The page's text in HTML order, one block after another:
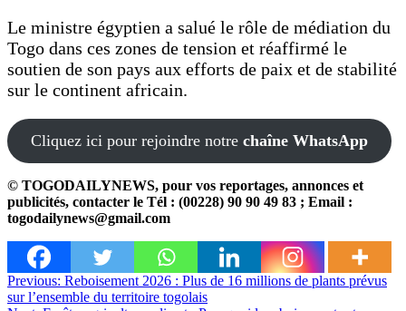
Le ministre égyptien a salué le rôle de médiation du
Togo dans ces zones de tension et réaffirmé le
soutien de son pays aux efforts de paix et de stabilité
sur le continent africain.
Cliquez ici pour rejoindre notre chaîne WhatsApp
© TOGODAILYNEWS, pour vos reportages, annonces et
publicités, contacter le Tél : (00228) 90 90 49 83 ; Email :
togodailynews@gmail.com
Navigation
Previous: Reboisement 2026 : Plus de 16 millions de plants prévus
sur l’ensemble du territoire togolais